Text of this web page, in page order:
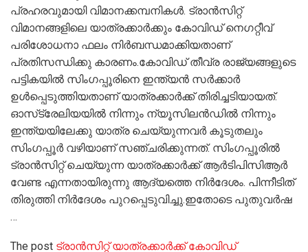
പ്രഹരവുമായി വിമാനക്കമ്പനികള്‍. ട്രാന്‍സിറ്റ്
വിമാനങ്ങളിലെ യാത്രക്കാര്‍ക്കും കോവിഡ് നെഗറ്റീവ്
പരിശോധനാ ഫലം നിര്‍ബന്ധമാക്കിയതാണ്
പ്രതിസന്ധിക്കു കാരണം.കോവിഡ് തീവ്ര രാജ്യങ്ങളുടെ
പട്ടികയില്‍ സിംഗപ്പൂരിനെ ഇന്ത്യന്‍ സര്‍ക്കാര്‍
ഉള്‍പ്പെടുത്തിയതാണ് യാത്രക്കാര്‍ക്ക് തിരിച്ചടിയായത്.
ഓസ്‌ട്രേലിയയില്‍ നിന്നും ന്യൂസിലന്‍ഡില്‍ നിന്നും
ഇന്ത്യയിലേക്കു യാത്ര ചെയ്യുന്നവര്‍ കൂടുതലും
സിംഗപ്പൂര്‍ വഴിയാണ് സഞ്ചരിക്കുന്നത്. സിംഗപ്പൂരില്‍
ട്രാന്‍സിറ്റ് ചെയ്യുന്ന യാത്രക്കാര്‍ക്ക് ആര്‍ടിപിസിആര്‍
വേണ്ട എന്നതായിരുന്നു ആദ്യത്തെ നിര്‍ദേശം. പിന്നീടിത്
തിരുത്തി നിര്‍ദേശം പുറപ്പെടുവിച്ചു.ഇതോടെ പുതുവര്‍ഷ
…
The post ട്രാന്‍സിറ്റ് യാത്രക്കാര്‍ക്ക് കോവിഡ്